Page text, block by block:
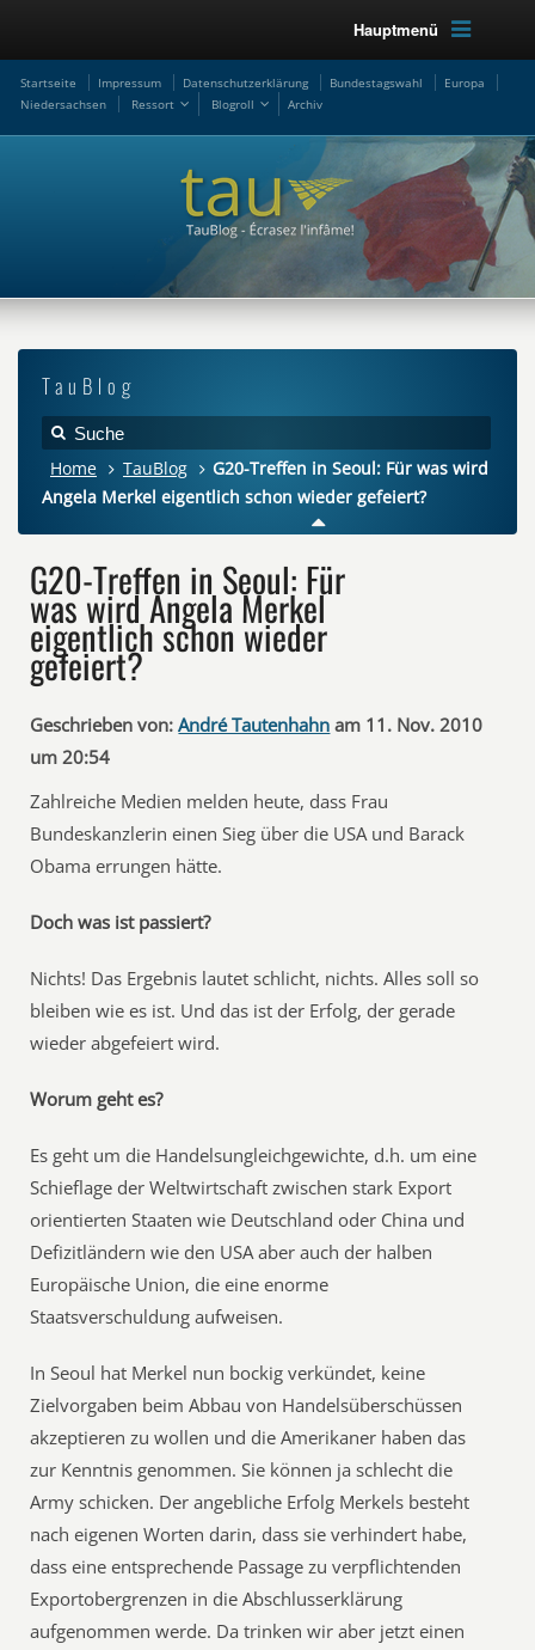
Hauptmenü
Startseite Impressum Datenschutzerklärung Bundestagswahl
Europa
Niedersachsen
Ressort Blogroll Archiv
TauBlog
Home TauBlog
G20-Treffen in Seoul: Für was wird
Angela Merkel eigentlich schon wieder gefeiert?
G20-Treffen in Seoul: Für
was wird Angela Merkel
eigentlich schon wieder
gefeiert?
Geschrieben von: André Tautenhahn am 11. Nov. 2010
um 20:54
Zahlreiche Medien melden heute, dass Frau
Bundeskanzlerin einen Sieg über die USA und Barack
Obama errungen hätte.
Doch was ist passiert?
Nichts! Das Ergebnis lautet schlicht, nichts. Alles soll so
bleiben wie es ist. Und das ist der Erfolg, der gerade
wieder abgefeiert wird.
Worum geht es?
Es geht um die Handelsungleichgewichte, d.h. um eine
Schieflage der Weltwirtschaft zwischen stark Export
orientierten Staaten wie Deutschland oder China und
Defizitländern wie den USA aber auch der halben
Europäische Union, die eine enorme
Staatsverschuldung aufweisen.
In Seoul hat Merkel nun bockig verkündet, keine
Zielvorgaben beim Abbau von Handelsüberschüssen
akzeptieren zu wollen und die Amerikaner haben das
zur Kenntnis genommen. Sie können ja schlecht die
Army schicken. Der angebliche Erfolg Merkels besteht
nach eigenen Worten darin, dass sie verhindert habe,
dass eine entsprechende Passage zu verpflichtenden
Exportobergrenzen in die Abschlusserklärung
aufgenommen werde. Da trinken wir aber jetzt einen